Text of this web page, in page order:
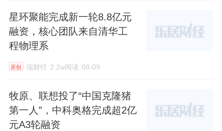
星环聚能完成新一轮8.8亿元
融资，核心团队来自清华工
程物理系
原创 瑞财经 2.2w阅读 08-09
牧原、联想投了“中国克隆猪
第一人”，中科奥格完成超2亿
元A3轮融资